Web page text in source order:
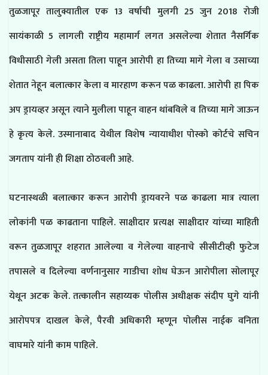
तुळजापूर तालुक्यातील एक 13 वर्षाची मुलगी 25 जुन 2018 रोजी
सायंकाळी 5 लागली राष्ट्रीय महामार्ग लगत असलेल्या शेतात नैसर्गिक
विधीसाठी गेली असता तिला पाहून आरोपी हा तिच्या मागे गेला व उसाच्या
शेतात नेहून बलात्कार केला व मारहाण करून पळ काढला. आरोपी हा पिक
अप ड्रायव्हर असून त्याने मुलीला पाहून वाहन थांबविले व तिच्या मागे जाऊन
हे कृत्य केले. उस्मानाबाद येथील विशेष न्यायाधीश पोस्को कोर्टचे सचिन
जगताप यांनी ही शिक्षा ठोठवली आहे.
घटनास्थळी बलात्कार करून आरोपी ड्रायवरने पळ काढला मात्र त्याला
लोकांनी पळ काढताना पाहिले. साक्षीदार प्रत्यक्ष साक्षीदार यांच्या माहिती
वरून तुळजापूर शहरात आलेल्या व गेलेल्या वाहनाचे सीसीटीव्ही फुटेज
तपासले व दिलेल्या वर्णनानुसार गाडीचा शोध घेऊन आरोपीला सोलापूर
येथून अटक केले. तत्कालीन सहाय्यक पोलीस अधीक्षक संदीप घुगे यांनी
आरोपपत्र दाखल केले, पैरवी अधिकारी म्हणून पोलीस नाईक वनिता
वाघमारे यांनी काम पाहिले.